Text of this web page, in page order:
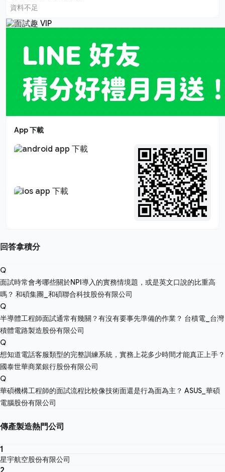
資料不足
App 下載
回答拿積分
Q
面試時常會考哪些關於NPI導入的實務情境題，或是英文口說的比重高
嗎？ 和碩集團_和碩聯合科技股份有限公司
Q
半導體工程師面試通常有幾關？有沒有要事先準備的作業？ 台積電_台灣
積體電路製造股份有限公司
Q
想知道電話客服類型的完整訓練系統，實務上花多少時間才能真正上手？
國泰世華商業銀行股份有限公司
Q
華碩機構工程師的面試流程比較像技術面還是行為面為主？ ASUS_華碩
電腦股份有限公司
傳產製造熱門公司
1
星宇航空股份有限公司
2